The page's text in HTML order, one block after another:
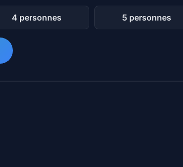
4 personnes 5 personnes